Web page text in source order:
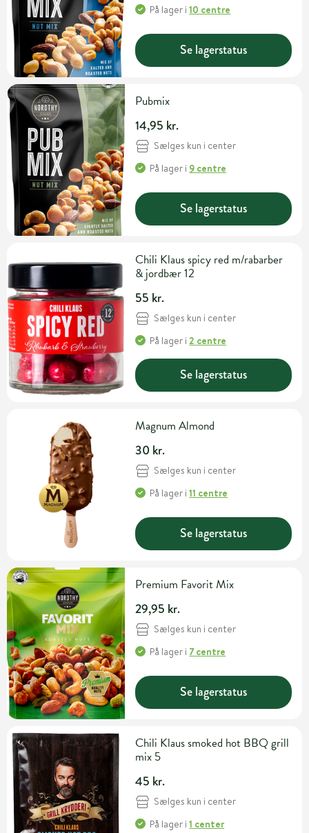
På lager i10 centre
Se lagerstatus
Pubmix
14,95 kr.
Sælges kun i center
På lager i 9 centre
Se lagerstatus
Chili Klaus spicy red m/rabarber
& jordbær 12
55 kr.
Sælges kun i center
På lager i2 centre
Se lagerstatus
Magnum Almond
30 kr.
Sælges kun i center
På lager i11 centre
Se lagerstatus
Premium Favorit Mix
29,95 kr.
Sælges kun i center
På lager i 7 centre
Se lagerstatus
Chili Klaus smoked hot BBQ grill
mix 5
45 kr.
Sælges kun i center
På lager i1 center